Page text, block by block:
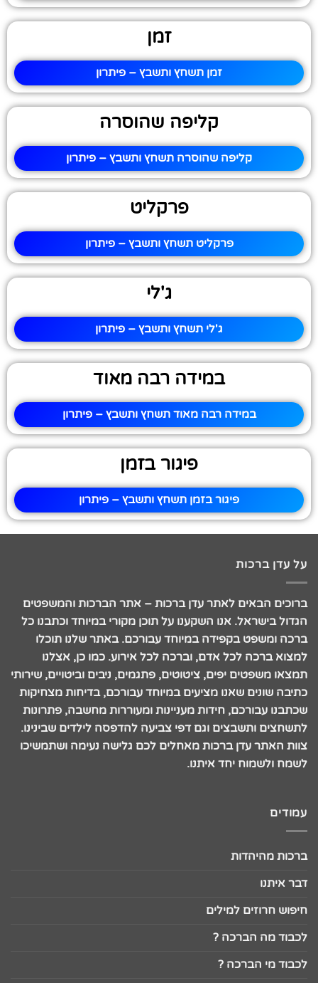
זמן
זמן תשחץ ותשבץ – פיתרון
קליפה שהוסרה
קליפה שהוסרה תשחץ ותשבץ – פיתרון
פרקליט
פרקליט תשחץ ותשבץ – פיתרון
ג'לי
ג'לי תשחץ ותשבץ – פיתרון
במידה רבה מאוד
במידה רבה מאוד תשחץ ותשבץ – פיתרון
פיגור בזמן
פיגור בזמן תשחץ ותשבץ – פיתרון
על עדן ברכות
ברוכים הבאים לאתר עדן ברכות – אתר הברכות והמשפטים
הגדול בישראל. אנו השקענו על תוכן מקורי במיוחד וכתבנו כל
ברכה ומשפט בקפידה במיוחד עבורכם. באתר שלנו תוכלו
למצוא ברכה לכל אדם, וברכה לכל אירוע. כמו כן, אצלנו
תמצאו משפטים יפים, ציטוטים, פתגמים, ניבים וביטויים, שירותי
כתיבה שונים שאנו מציעים במיוחד עבורכם, בדיחות מצחיקות
שכתבנו עבורכם, חידות מעניינות ומעוררות מחשבה, פתרונות
לתשחצים ותשבצים וגם דפי צביעה להדפסה לילדים שבינינו.
צוות האתר עדן ברכות מאחלים לכם גלישה נעימה ושתמשיכו
לשמח ולשמוח יחד איתנו.
עמודים
ברכות מהיהדות
דבר איתנו
חיפוש חרוזים למילים
לכבוד מה הברכה ?
לכבוד מי הברכה ?